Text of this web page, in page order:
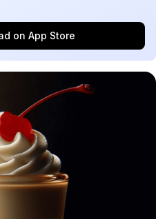
on App Store